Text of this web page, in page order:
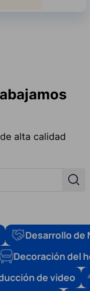
alta calidad
Desarrollo de
Decoración del
de video